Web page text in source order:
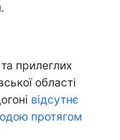
прилеглих
області
відсутнє
протягом